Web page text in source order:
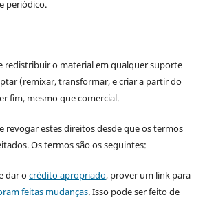
periódico.
redistribuir o material em qualquer suporte
(remixar, transformar, e criar a partir do
fim, mesmo que comercial.
revogar estes direitos desde que os termos
Os termos são os seguintes:
dar ocrédito apropriado, prover um link para
feitas mudanças. Isso pode ser feito de